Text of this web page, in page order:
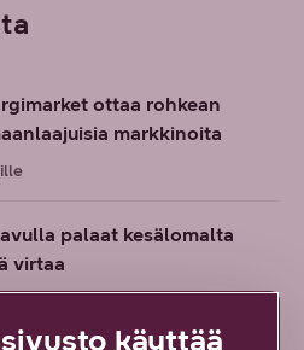
ottaa rohkean
markkinoita
palaat kesälomalta
virtaa
käyttää